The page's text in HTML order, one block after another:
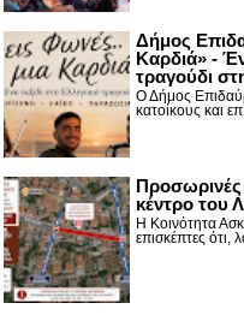
Δήμος
Καρδιά» -
τραγούδι
Ο Δήμος
κατοίκους και
Προσωρινές
κέντρο του
Η Κοινότητα
επισκέπτες ότι,